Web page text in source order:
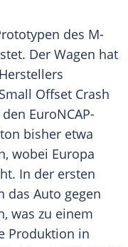
des M-
Der Wagen hat
Offset Crash
EuroNCAP-
bisher etwa
wobei Europa
In der ersten
das Auto gegen
was zu einem
Produktion in